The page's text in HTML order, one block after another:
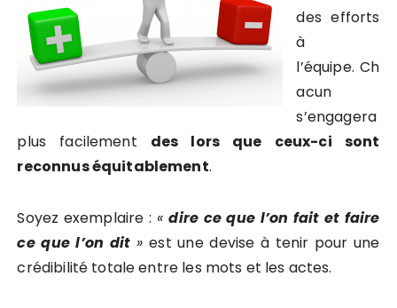
des efforts
à
l’équipe. Ch
acun
s’engagera
plus facilement des lors que ceux-ci sont
reconnus équitablement.
Soyez exemplaire : «dire ce que l’on fait et faire
ce que l’on dit »est une devise à tenir pour une
crédibilité totale entre les mots et les actes.